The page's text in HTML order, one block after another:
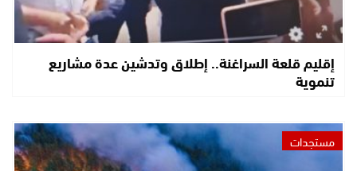
إقليم قلعة السراغنة.. إطلاق وتدشين عدة مشاريع
تنموية
مستجدات